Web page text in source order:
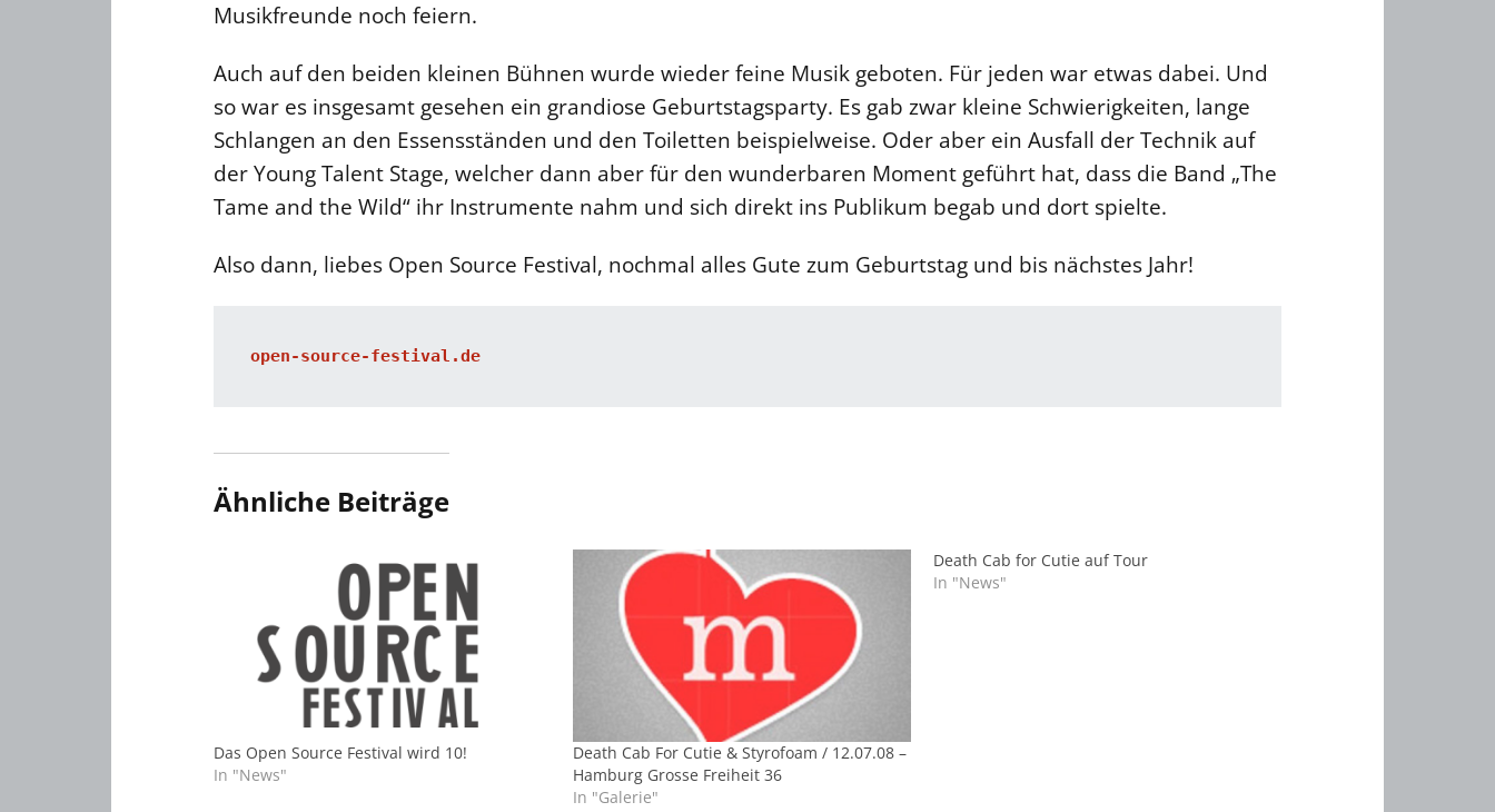
Musikfreunde noch feiern.
Auch auf den beiden kleinen Bühnen wurde wieder feine Musik geboten. Für jeden war etwas dabei. Und
so war es insgesamt gesehen ein grandiose Geburtstagsparty. Es gab zwar kleine Schwierigkeiten, lange
Schlangen an den Essensständen und den Toiletten beispielweise. Oder aber ein Ausfall der Technik auf
der Young Talent Stage, welcher dann aber für den wunderbaren Moment geführt hat, dass die Band „The
Tame and the Wild“ ihr Instrumente nahm und sich direkt ins Publikum begab und dort spielte.
Also dann, liebes Open Source Festival, nochmal alles Gute zum Geburtstag und bis nächstes Jahr!
open-source-festival.de
Ähnliche Beiträge
Das Open Source Festival wird 10!
In "News"
Death Cab For Cutie & Styrofoam / 12.07.08 –
Hamburg Grosse Freiheit 36
In "Galerie"
Death Cab for Cutie auf Tour
In "News"